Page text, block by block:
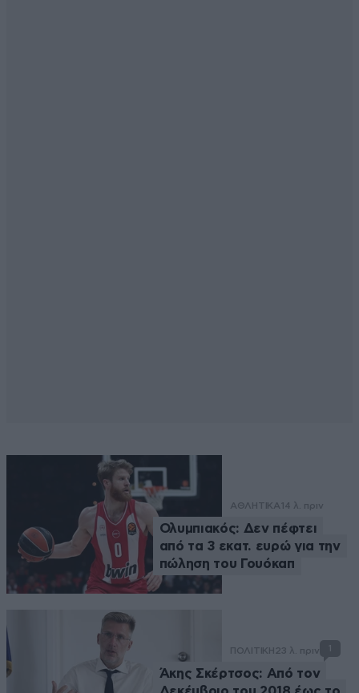
ΑΘΛΗΤΙΚΑ 14 λ. πριν
Ολυμπιακός: Δεν πέφτει
από τα 3 εκατ. ευρώ για την
πώληση του Γουόκαπ
ΠΟΛΙΤΙΚΗ23 λ. πριν 1
Άκης Σκέρτσος: Από τον